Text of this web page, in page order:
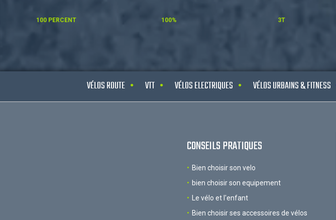
100 PERCENT 100% 3T
VÉLOS ROUTE VTT VÉLOS ELECTRIQUES VÉLOS URBAINS & FITNESS
CONSEILS PRATIQUES
Bien choisir son velo
bien choisir son equipement
Le vélo et l'enfant
Bien choisir ses accessoires de vélos